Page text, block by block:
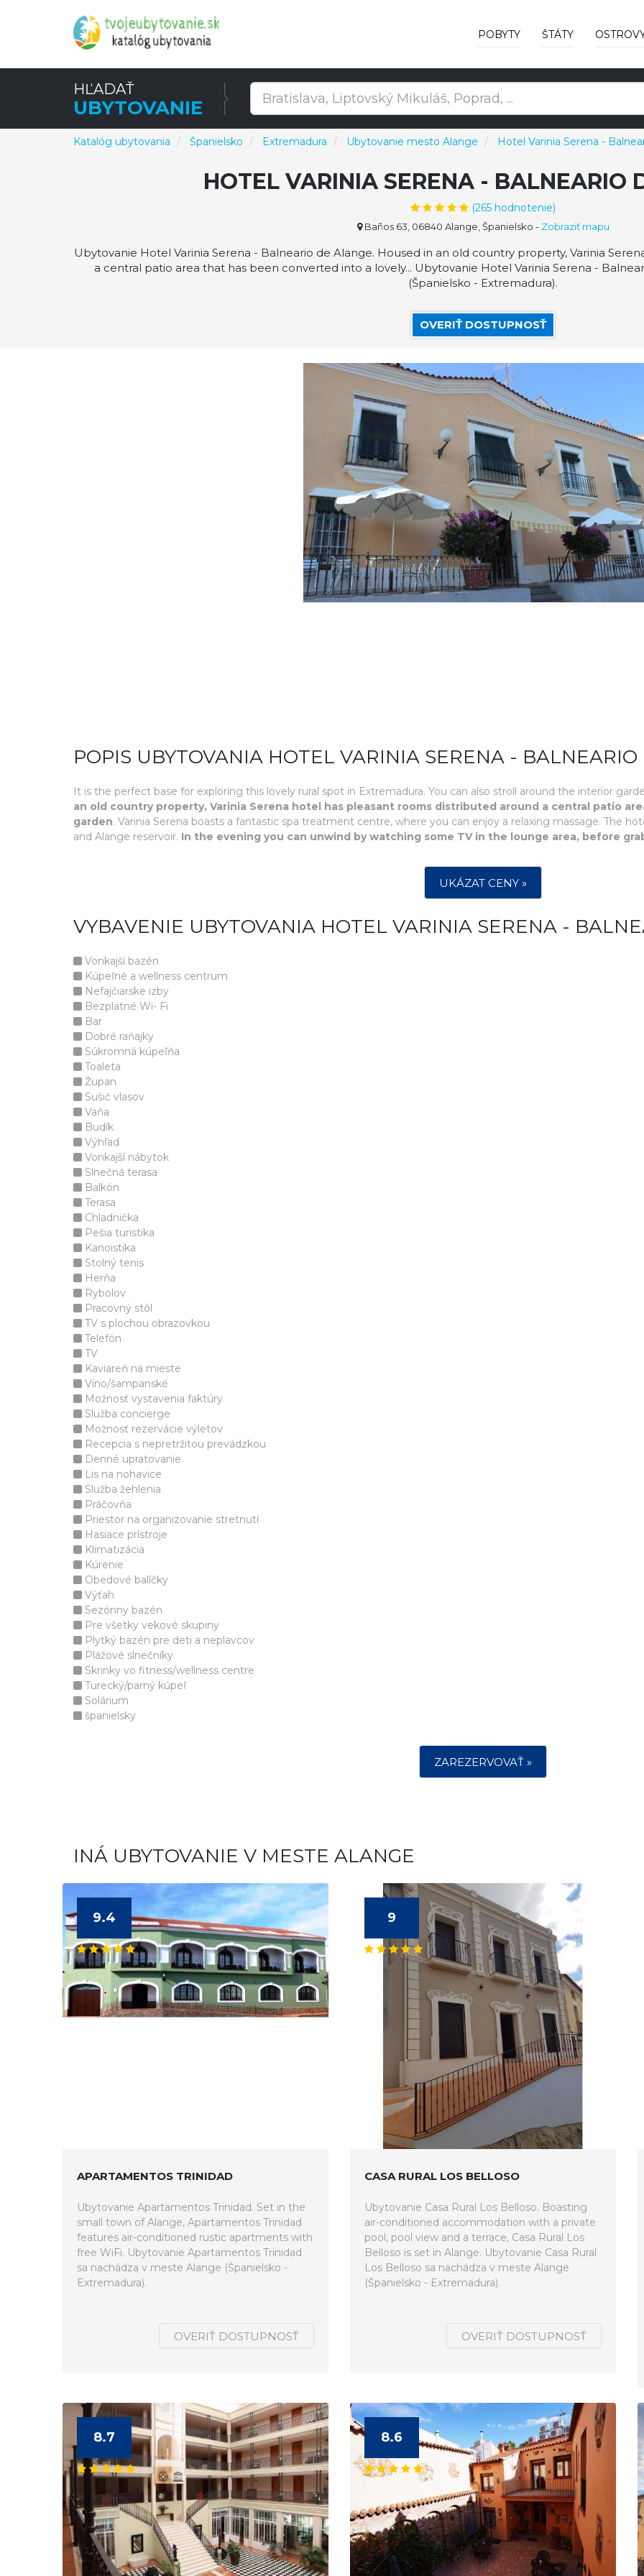
POBYTY ŠTÁTY
HĽADAŤ
UBYTOVANIE
Katalóg ubytovania Španielsko Extremadura Ubytovanie mesto Alange Hotel Varinia Serena -
HOTEL VARINIA SERENA - BALNEARIO
(265 hodnotenie)
Baños 63, 06840 Alange, Španielsko - Zobraziť mapu
Ubytovanie Hotel Varinia Serena - Balneario de Alange. Housed in an old country property, Varinia
a central patio area that has been converted into a lovely... Ubytovanie Hotel Varinia Serena -
(Španielsko - Extremadura).
OVERIŤ DOSTUPNOSŤ
POPIS UBYTOVANIA HOTEL VARINIA SERENA -
It is the perfect base for exploring this lovely rural spot in Extremadura. You can also stroll around the interior
an old country property, Varinia Serena hotel has pleasant rooms distributed around a central patio
garden. Varinia Serena boasts a fantastic spa treatment centre, where you can enjoy a relaxing massage. The
and Alange reservoir. In the evening you can unwind by watching some TV in the lounge area, before
UKÁZAT CENY »
VYBAVENIE UBYTOVANIA HOTEL VARINIA SERENA -
Vonkajší bazén
Kúpeľné a wellness centrum
Nefajčiarske izby
Bezplatné Wi- Fi
Bar
Dobré raňajky
Súkromná kúpeľňa
Toaleta
Župan
Sušič vlasov
Vaňa
Budík
Výhľad
Vonkajší nábytok
Slnečná terasa
Balkón
Terasa
Chladnička
Pešia turistika
Kanoistika
Stolný tenis
Herňa
Rybolov
Pracovný stôl
TV s plochou obrazovkou
Telefón
TV
Kaviareň na mieste
Víno/šampanské
Možnosť vystavenia faktúry
Služba concierge
Možnosť rezervácie výletov
Recepcia s nepretržitou prevádzkou
Denné upratovanie
Lis na nohavice
Služba žehlenia
Práčovňa
Priestor na organizovanie stretnutí
Hasiace prístroje
Klimatizácia
Kúrenie
Obedové balíčky
Výťah
Sezónny bazén
Pre všetky vekové skupiny
Plytký bazén pre deti a neplavcov
Plážové slnečníky
Skrinky vo fitness/wellness centre
Turecký/parný kúpeľ
Solárium
španielsky
ZAREZERVOVAŤ »
INÁ UBYTOVANIE V MESTE ALANGE
9.4
APARTAMENTOS TRINIDAD
Ubytovanie Apartamentos Trinidad. Set in the
small town of Alange, Apartamentos Trinidad
features air-conditioned rustic apartments with
free WiFi. Ubytovanie Apartamentos Trinidad
sa nachádza v meste Alange (Španielsko -
Extremadura).
OVERIŤ DOSTUPNOSŤ
9
CASA RURAL LOS BELLOSO
Ubytovanie Casa Rural Los Belloso. Boasting
air-conditioned accommodation with a private
pool, pool view and a terrace, Casa Rural Los
Belloso is set in Alange. Ubytovanie Casa Rural
Los Belloso sa nachádza v meste Alange
(Španielsko - Extremadura).
OVERIŤ DOSTUPNOSŤ
8.7 8.6